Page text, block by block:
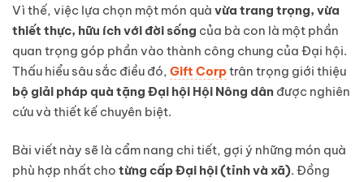
Vì thế, việc lựa chọn một món quà vừa trang trọng, vừa
thiết thực, hữu ích với đời sống của bà con là một phần
quan trọng góp phần vào thành công chung của Đại hội.
Thấu hiểu sâu sắc điều đó, Gift Corptrân trọng giới thiệu
bộ giải pháp quà tặng Đại hội Hội Nông dân được nghiên
cứu và thiết kế chuyên biệt.
Bài viết này sẽ là cẩm nang chi tiết, gợi ý những món quà
phù hợp nhất cho từng cấp Đại hội (tỉnh và xã). Đồng